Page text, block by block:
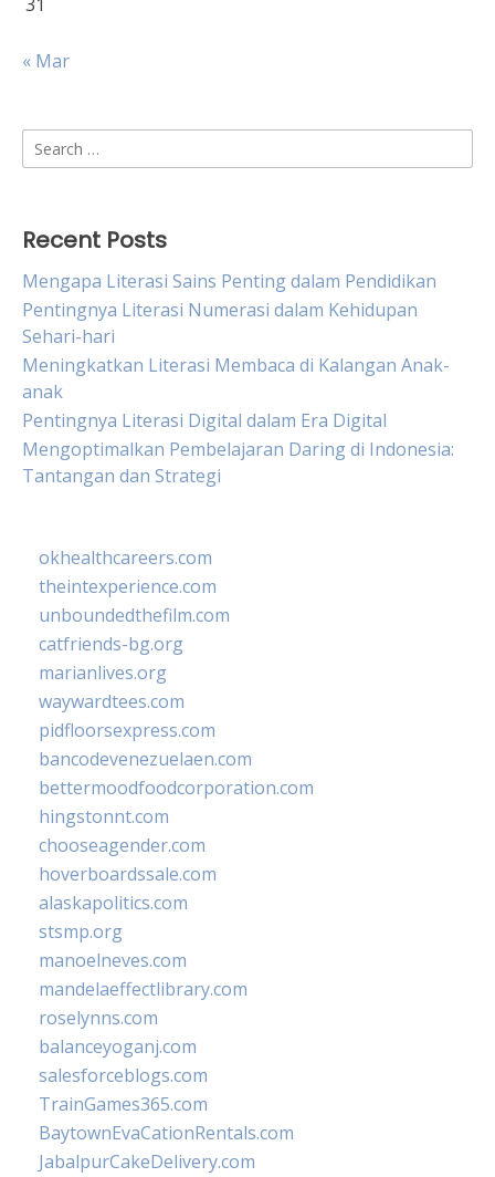
« Mar
Search
for:
Recent Posts
Mengapa Literasi Sains Penting dalam Pendidikan
Pentingnya Literasi Numerasi dalam Kehidupan
Sehari-hari
Meningkatkan Literasi Membaca di Kalangan Anak-
anak
Pentingnya Literasi Digital dalam Era Digital
Mengoptimalkan Pembelajaran Daring di Indonesia:
Tantangan dan Strategi
okhealthcareers.com
theintexperience.com
unboundedthefilm.com
catfriends-bg.org
marianlives.org
waywardtees.com
pidfloorsexpress.com
bancodevenezuelaen.com
bettermoodfoodcorporation.com
hingstonnt.com
chooseagender.com
hoverboardssale.com
alaskapolitics.com
stsmp.org
manoelneves.com
mandelaeffectlibrary.com
roselynns.com
balanceyoganj.com
salesforceblogs.com
TrainGames365.com
BaytownEvaCationRentals.com
JabalpurCakeDelivery.com